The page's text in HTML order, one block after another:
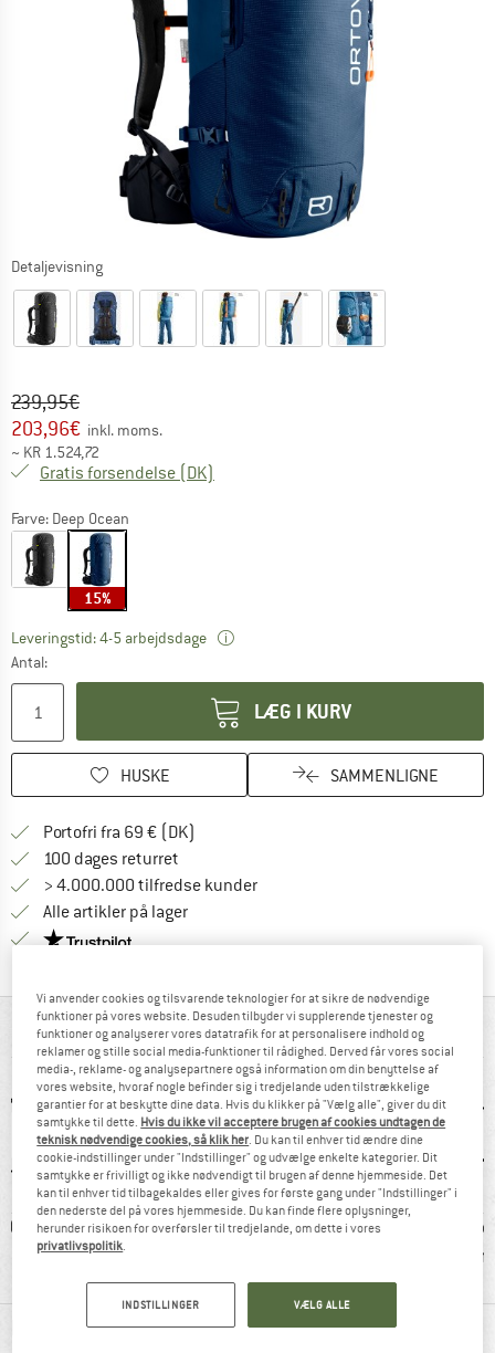
Detaljevisning
Original pris :
239,95€
Pris:
203,96€ inkl. moms.
~ KR 1.524,72
Gratis forsendelse (DK)
Farve: Deep Ocean
15%
Leveringstid: 4-5 arbejdsdage
Antal:
LÆG I KURV
HUSKE SAMMENLIGNE
Portofri fra 69 € (DK)
100 dages returret
> 4.000.000 tilfredse kunder
Alle artikler på lager
Vi er Trustpilot-certificeret - oplysningerne får du
ALT I OVERBLIK
g 100% anbefale Ispigholder
MATERIALEINFORMATIONER & FUNKTIONER
Vi anvender cookies og tilsvarende teknologier for at sikre de nødvendige
funktioner på vores website. Desuden tilbyder vi supplerende tjenester og
funktioner og analyserer vores datatrafik for at personalisere indhold og
reklamer og stille social media-funktioner til rådighed. Derved får vores social
media-, reklame- og analysepartnere også information om din benyttelse af
vores website, hvoraf nogle befinder sig i tredjelande uden tilstrækkelige
garantier for at beskytte dine data. Hvis du klikker på "Vælg alle", giver du dit
samtykke til dette. Hvis du ikke vil acceptere brugen af cookies undtagen de
teknisk nødvendige cookies, så klik her . Du kan til enhver tid ændre dine
cookie-indstillinger under "Indstillinger" og udvælge enkelte kategorier. Dit
samtykke er frivilligt og ikke nødvendigt til brugen af denne hjemmeside. Det
kan til enhver tid tilbagekaldes eller gives for første gang under "Indstillinger" i
den nederste del på vores hjemmeside. Du kan finde flere oplysninger,
herunder risikoen for overførsler til tredjelande, om dette i vores
privatlivspolitik
INDSTILLINGER VÆLG ALLE